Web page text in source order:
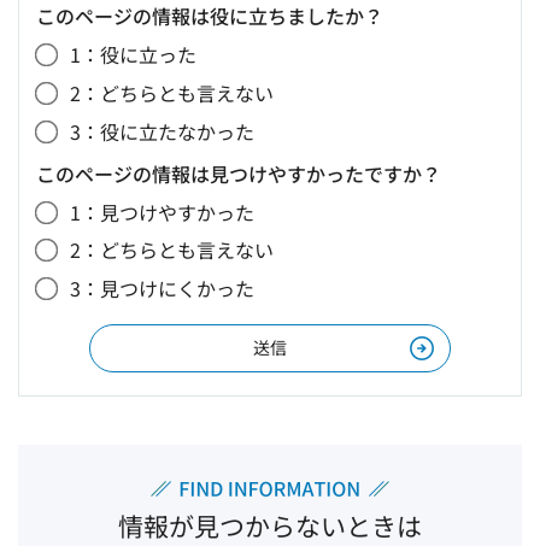
このページの情報は役に立ちましたか？
1：役に立った
2：どちらとも言えない
3：役に立たなかった
このページの情報は見つけやすかったですか？
1：見つけやすかった
2：どちらとも言えない
3：見つけにくかった
情報が見つからないときは